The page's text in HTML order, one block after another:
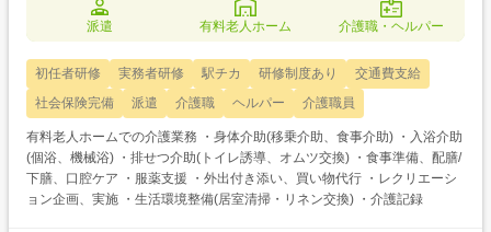
派遣 有料老人ホーム 介護職・ヘルパー
初任者研修 実務者研修 駅チカ 研修制度あり
交通費支給
社会保険完備
派遣 介護職 ヘルパー 介護職員
有料老人ホームでの介護業務 ・身体介助(移乗介助、食事介助) ・入浴介助
(個浴、機械浴) ・排せつ介助(トイレ誘導、オムツ交換) ・食事準備、配膳/
下膳、口腔ケア ・服薬支援 ・外出付き添い、買い物代行 ・レクリエーシ
ョン企画、実施 ・生活環境整備(居室清掃・リネン交換) ・介護記録